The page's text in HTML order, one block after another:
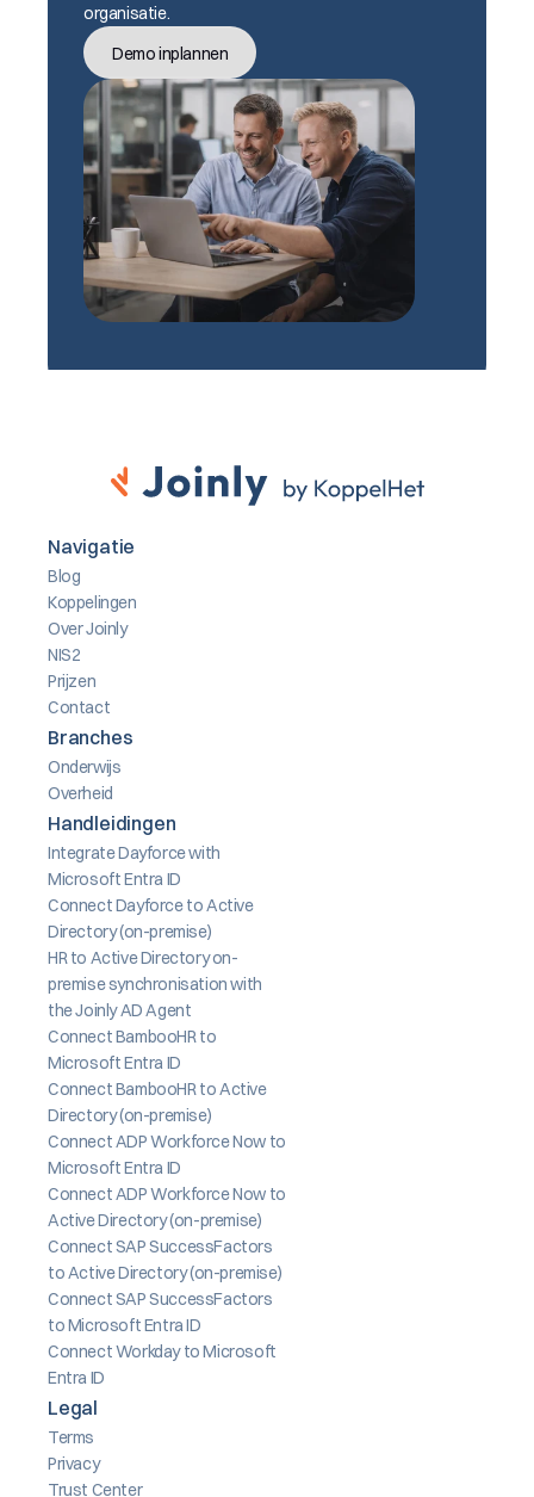
organisatie.
Demo inplannen
Navigatie
Blog
Koppelingen
Over Joinly
NIS2
Prijzen
Contact
Branches
Onderwijs
Overheid
Handleidingen
Integrate Dayforce with
Microsoft Entra ID
Connect Dayforce to Active
Directory (on-premise)
HR to Active Directory on-
premise synchronisation with
the Joinly AD Agent
Connect BambooHR to
Microsoft Entra ID
Connect BambooHR to Active
Directory (on-premise)
Connect ADP Workforce Now to
Microsoft Entra ID
Connect ADP Workforce Now to
Active Directory (on-premise)
Connect SAP SuccessFactors
to Active Directory (on-premise)
Connect SAP SuccessFactors
to Microsoft Entra ID
Connect Workday to Microsoft
Entra ID
Legal
Terms
Privacy
Trust Center